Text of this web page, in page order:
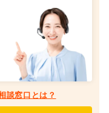
談窓口とは？